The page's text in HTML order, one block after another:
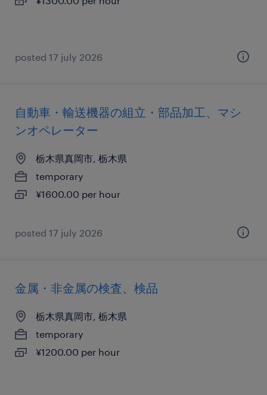
posted 17 july 2026
自動車・輸送機器の組立・部品加工、マシ
ンオペレーター
栃木県真岡市, 栃木県
temporary
¥1600.00 per hour
posted 17 july 2026
金属・非金属の検査、検品
栃木県真岡市, 栃木県
temporary
¥1200.00 per hour